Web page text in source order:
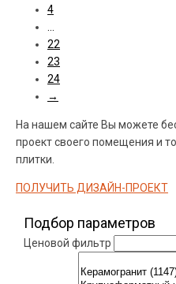
4
22
23
24
→
На нашем сайте Вы можете
проект своего помещения и
плитки.
ПОЛУЧИТЬ ДИЗАЙН-ПРОЕКТ
Подбор параметров
Ценовой фильтр